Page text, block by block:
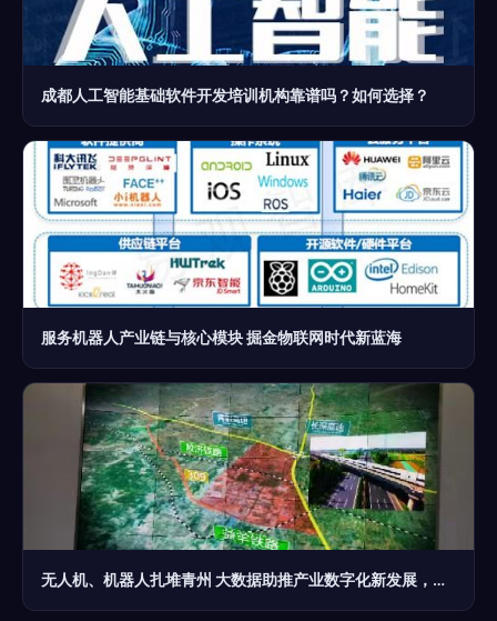
成都人工智能基础软件开发培训机构靠谱吗？如何选择？
服务机器人产业链与核心模块 掘金物联网时代新蓝海
无人机、机器人扎堆青州 大数据助推产业数字化新发展，人工智能基础软件引领未来